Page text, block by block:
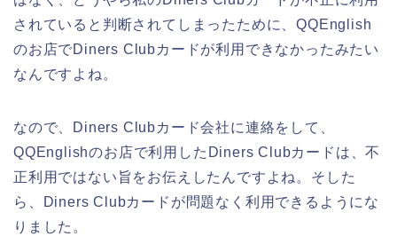
されていると判断されてしまったために、QQEnglish
のお店でDiners Clubカードが利用できなかったみたい
なんですよね。
なので、Diners Clubカード会社に連絡をして、
QQEnglishのお店で利用したDiners Clubカードは、不
正利用ではない旨をお伝えしたんですよね。そした
ら、Diners Clubカードが問題なく利用できるようにな
りました。